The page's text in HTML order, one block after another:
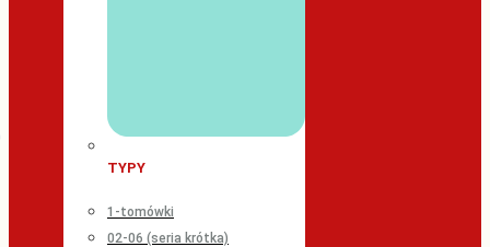
TYPY
1-tomówki
02-06 (seria krótka)